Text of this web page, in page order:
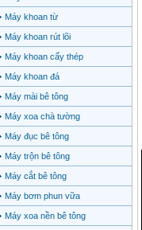
Máy khoan từ
Máy khoan rút lõi
Máy khoan cấy thép
Máy khoan đá
Máy mài bê tông
Máy xoa chà tường
Máy đục bê tông
Máy trộn bê tông
Máy cắt bê tông
Máy bơm phun vữa
Máy xoa nền bê tông